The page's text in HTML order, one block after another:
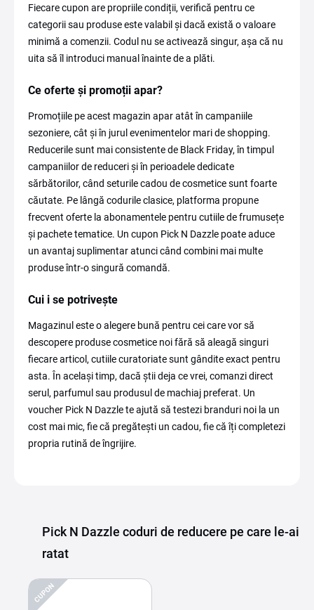
Fiecare cupon are propriile condiții, verifică pentru ce
categorii sau produse este valabil și dacă există o valoare
minimă a comenzii. Codul nu se activează singur, așa că nu
uita să îl introduci manual înainte de a plăti.
Ce oferte și promoții apar?
Promoțiile pe acest magazin apar atât în campaniile
sezoniere, cât și în jurul evenimentelor mari de shopping.
Reducerile sunt mai consistente de Black Friday, în timpul
campaniilor de reduceri și în perioadele dedicate
sărbătorilor, când seturile cadou de cosmetice sunt foarte
căutate. Pe lângă codurile clasice, platforma propune
frecvent oferte la abonamentele pentru cutiile de frumusețe
și pachete tematice. Un cupon Pick N Dazzle poate aduce
un avantaj suplimentar atunci când combini mai multe
produse într-o singură comandă.
Cui i se potrivește
Magazinul este o alegere bună pentru cei care vor să
descopere produse cosmetice noi fără să aleagă singuri
fiecare articol, cutiile curatoriate sunt gândite exact pentru
asta. În același timp, dacă știi deja ce vrei, comanzi direct
serul, parfumul sau produsul de machiaj preferat. Un
voucher Pick N Dazzle te ajută să testezi branduri noi la un
cost mai mic, fie că pregătești un cadou, fie că îți completezi
propria rutină de îngrijire.
Pick N Dazzle coduri de reducere pe care le-ai
ratat
CUPON